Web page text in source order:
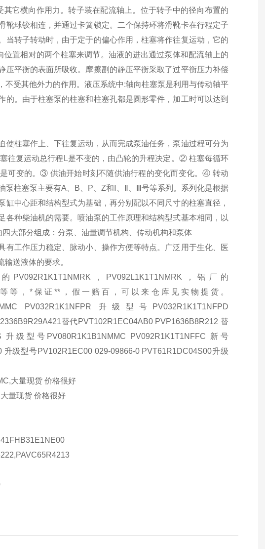
它横向作用力。转子装在配流轴上。位于转子中的径向布置的
球铰相连，并通过卡簧锁定。二个保持环将滑靴卡在行程定子
当转子转动时，由于定于的偏心作用，柱塞将作往复运动，它的
置相对的两个柱塞来调节。油液的进出通过泵体和配流轴上的
平衡的表面所吸收。摩擦副的静压平衡采取了过平衡压力补偿
受其他外力的作用。液压系统中:轴向柱塞泵是利用与传动轴平
。由于柱塞泵的柱塞和柱塞孔都是圆形零件，加工时可以达到
柱塞作上、下往复运动，从而完成泵油任务，泵油过程可分为
往复运动总行程L是不变的，由凸轮的升程决定。② 柱塞每循环
可变的。③ 供油开始时刻不随供油行程的变化而变化。④ 转动
柱塞泵主要有A、B、P、Z和Ⅰ、Ⅱ、Ⅲ号等系列。系列化是根据
中心距和结构型式为基础，再分别配以不同尺寸的柱塞直径，
种柴油机的需要。喷油泵的工作原理和结构型式基本相同，以
大部分组成：分泵、油量调节机构、传动机构和泵体
工作压力稳定、脉动小、操作方便等特点。广泛用于生化、医
送液体的要求。
的PV092R1K1T1NMRK，PV092L1K1T1NMRK，铝厂的
等等，*保证**，假一赔百，可以来仓库见实物提货。
PV032R1K1NFPR 升级型号PV032R1K1T1NFPD
替代PVT102R1EC04AB0 PVP1636B8R212 替
级型号PV080R1K1B1NMMC PV092R1K1T1NFFC 新号
级型号PV102R1EC00 029-09866-0 PVT61R1DC04S00升级
大量现货 价格很好
量现货 价格很好